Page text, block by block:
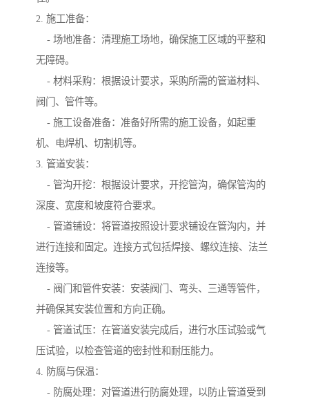
2. 施工准备：
- 场地准备：清理施工场地，确保施工区域的平整和
无障碍。
- 材料采购：根据设计要求，采购所需的管道材料、
阀门、管件等。
- 施工设备准备：准备好所需的施工设备，如起重
机、电焊机、切割机等。
3. 管道安装：
- 管沟开挖：根据设计要求，开挖管沟，确保管沟的
深度、宽度和坡度符合要求。
- 管道铺设：将管道按照设计要求铺设在管沟内，并
进行连接和固定。连接方式包括焊接、螺纹连接、法兰
连接等。
- 阀门和管件安装：安装阀门、弯头、三通等管件，
并确保其安装位置和方向正确。
- 管道试压：在管道安装完成后，进行水压试验或气
压试验，以检查管道的密封性和耐压能力。
4. 防腐与保温：
- 防腐处理：对管道进行防腐处理，以防止管道受到